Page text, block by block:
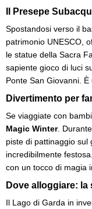
Il Presepe
Spostandosi verso il
patrimonio UNESCO,
le statue della Sacra
sapiente gioco di luci
Ponte San Giovanni.
Divertimento per
Se viaggiate con
Magic Winter.
piste di pattinaggio sul
incredibilmente
con un tocco di magia
Dove alloggiare:
Il Lago di Garda in